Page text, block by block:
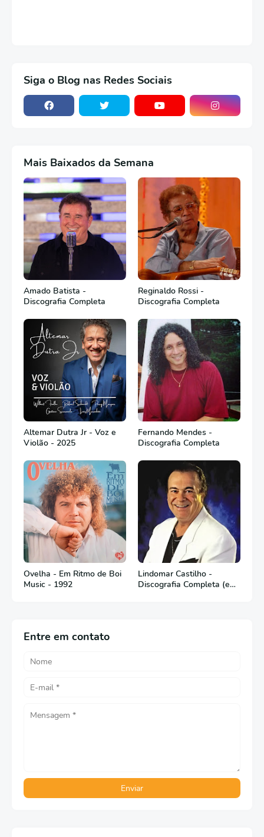
Siga o Blog nas Redes Sociais
Mais Baixados da Semana
Amado Batista -
Discografia Completa
Reginaldo Rossi -
Discografia Completa
Altemar Dutra Jr - Voz e
Violão - 2025
Fernando Mendes -
Discografia Completa
Ovelha - Em Ritmo de Boi
Music - 1992
Lindomar Castilho -
Discografia Completa (em
Entre em contato